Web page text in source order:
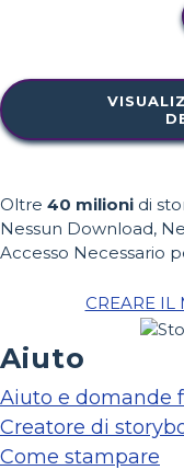
Oltre 40 milioni di
Nessun Download,
Accesso Necessario
CREARE IL
Aiuto
Aiuto e domande
Creatore di
Come stampare